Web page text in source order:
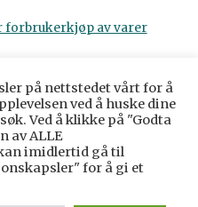
forbrukerkjøp av varer
med WooCommerce.
på nettstedet vårt for å
ved å huske dine
Ved å klikke på "Godta
av ALLE
imidlertid gå til
for å gi et